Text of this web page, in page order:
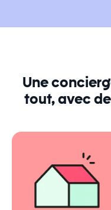
Une
tout, avec de